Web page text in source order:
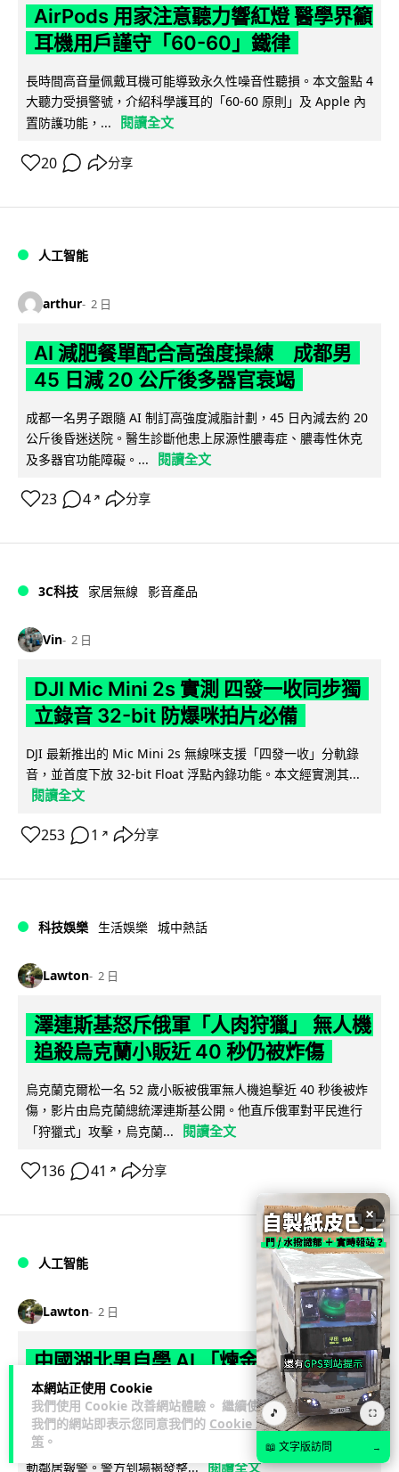
本網站正使用 Cookie
我們使用 Cookie 改善網站體驗。 繼續使用
我們的網站即表示您同意我們的 Cookie 政
策 。
AirPods 用家注意聽力響紅燈 醫學界籲
耳機用戶謹守「60-60」鐵律
長時間高音量佩戴耳機可能導致永久性噪音性聽損。本文盤點 4
大聽力受損警號，介紹科學護耳的「60-60 原則」及 Apple 內
置防護功能，...
閱讀全文
20 分享
人工智能
arthur 2 日
AI 減肥餐單配合高強度操練 成都男
45 日減 20 公斤後多器官衰竭
成都一名男子跟隨 AI 制訂高強度減脂計劃，45 日內減去約 20
公斤後昏迷送院。醫生診斷他患上尿源性膿毒症、膿毒性休克
及多器官功能障礙。...
閱讀全文
23 4 ↗ 分享
3C科技 家居無線 影音產品
Vin 2 日
DJI Mic Mini 2s 實測 四發一收同步獨
立錄音 32-bit 防爆咪拍片必備
DJI 最新推出的 Mic Mini 2s 無線咪支援「四發一收」分軌錄
音，並首度下放 32-bit Float 浮點內錄功能。本文經實測其...
閱讀全文
253 1 ↗ 分享
科技娛樂 生活娛樂 城中熱話
Lawton 2 日
澤連斯基怒斥俄軍「人肉狩獵」 無人機
追殺烏克蘭小販近 40 秒仍被炸傷
烏克蘭克爾松一名 52 歲小販被俄軍無人機追擊近 40 秒後被炸
傷，影片由烏克蘭總統澤連斯基公開。他直斥俄軍對平民進行
「狩獵式」攻擊，烏克蘭...
閱讀全文
136 41 ↗ 分享
人工智能
Lawton 2 日
中國湖北男自學 AI 「煉金術」 屋內煉
金冒濃煙驚動全區
中國湖北黃石一名男子見金價高企，利用 AI 自學提煉黃金，在
租住單位私設高壓爐及作坊冶煉，過程產生大量刺鼻濃煙，驚
動鄰居報警。警方到場揭發整... 閱讀全文
×
🎵 ⛶
📖 文字版訪問 →